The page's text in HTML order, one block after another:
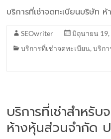
บริการที่เช่าจดทะเบียนบริษัท
SEOwriter
มิถุนายน 19,
บริการที่เช่าจดทะเบียน,บริก
บริการที่เช่าสำหรั
ห้างหุ้นส่วนจำกัด